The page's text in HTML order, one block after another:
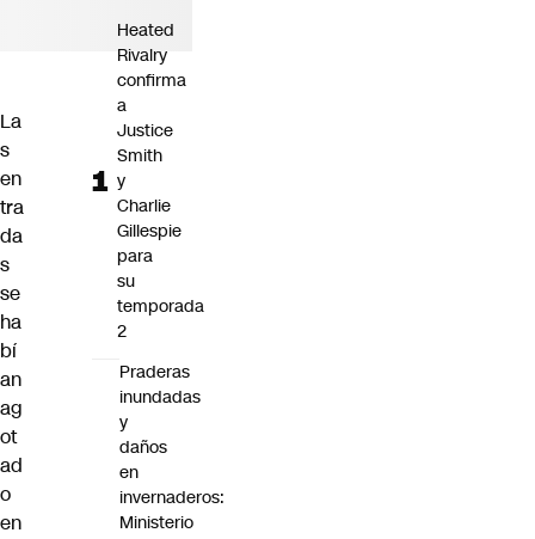
La
s
en
tra
da
s
se
ha
bí
an
ag
ot
ad
o
en
Heated
Rivalry
confirma
a
Justice
Smith
y
Charlie
Gillespie
para
su
temporada
2
Praderas
inundadas
y
daños
en
invernaderos:
Ministerio